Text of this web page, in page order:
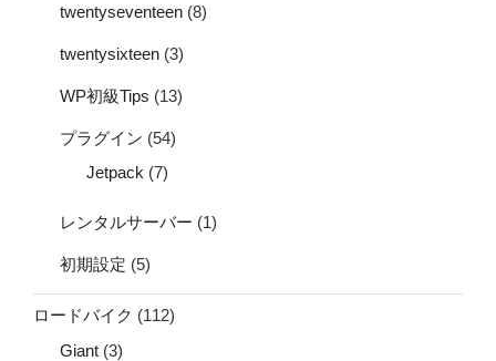
twentyseventeen (8)
twentysixteen (3)
WP初級Tips (13)
プラグイン (54)
Jetpack (7)
レンタルサーバー (1)
初期設定 (5)
ロードバイク (112)
Giant (3)